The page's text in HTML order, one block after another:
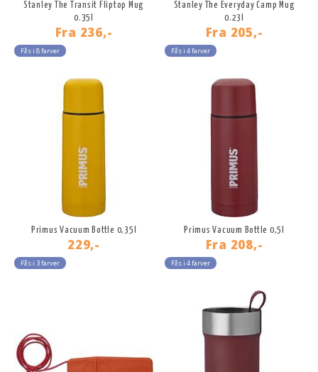
Stanley The Transit Fliptop Mug
0.35l
Fra 236,-
Fås i 8 farver
Stanley The Everyday Camp Mug
0.23l
Fra 205,-
Fås i 4 farver
Primus Vacuum Bottle 0,35l
229,-
Fås i 3 farver
Primus Vacuum Bottle 0,5l
Fra 208,-
Fås i 4 farver